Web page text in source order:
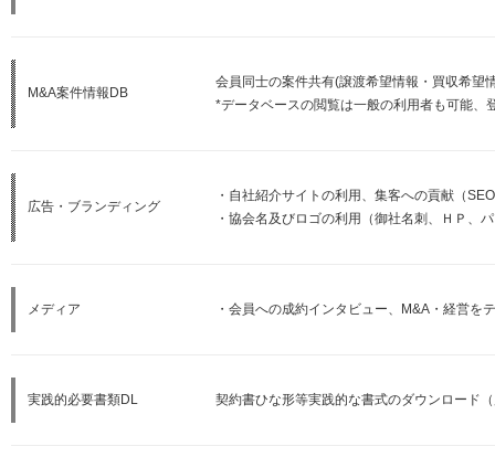
M&A案件情報DB
会員同士の案件共有(譲渡希望情報・買収希望
*データベースの閲覧は一般の利用者も可能、
広告・ブランディング
・自社紹介サイトの利用、集客への貢献（
・協会名及びロゴの利用（御社名刺、ＨＰ、
メディア ・会員への成約インタビュー、M&A・経営を
実践的必要書類DL 契約書ひな形等実践的な書式のダウンロード